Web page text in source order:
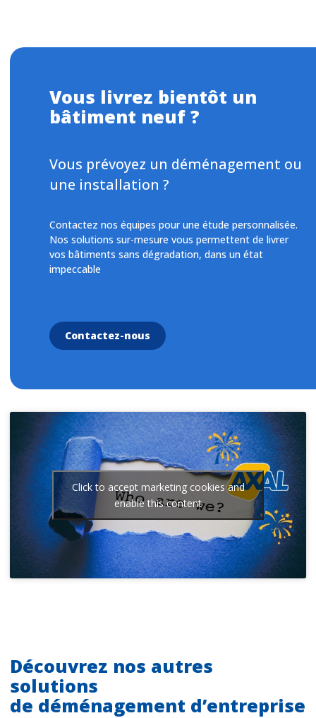
Vous livrez bientôt un
bâtiment neuf ?
Vous prévoyez un déménagement ou
une installation ?
Contactez nos équipes pour une étude personnalisée.
Nos solutions sur-mesure vous permettent de livrer
vos bâtiments sans dégradation, dans un état
impeccable
Contactez-nous
Click to accept marketing cookies and
enable this content
Découvrez nos autres
solutions
de déménagement d’entreprise